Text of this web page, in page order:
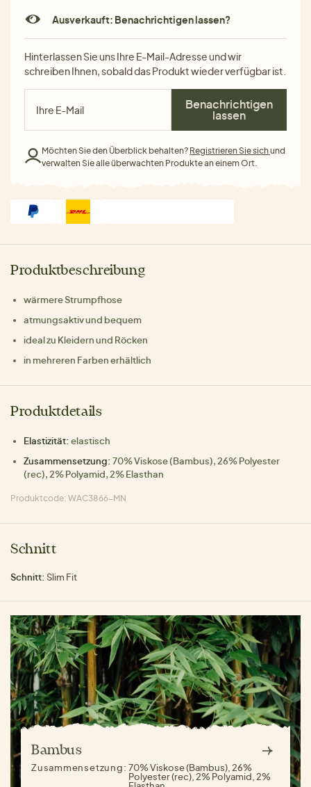
Ausverkauft: Benachrichtigen lassen?
Hinterlassen Sie uns Ihre E-Mail-Adresse und wir
schreiben Ihnen, sobald das Produkt wieder verfügbar ist.
Benachrichtigen
lassen
Möchten Sie den Überblick behalten? Registrieren Sie sichund
verwalten Sie alle überwachten Produkte an einem Ort.
Produktbeschreibung
wärmere Strumpfhose
atmungsaktiv und bequem
ideal zu Kleidern und Röcken
in mehreren Farben erhältlich
Produktdetails
Elastizität: elastisch
Zusammensetzung: 70% Viskose (Bambus), 26% Polyester
(rec), 2% Polyamid, 2% Elasthan
Produktcode: WAC3866-MN
Schnitt
Schnitt: Slim Fit
Bambus
Zusammensetzung:70% Viskose (Bambus), 26%
Polyester (rec), 2% Polyamid, 2%